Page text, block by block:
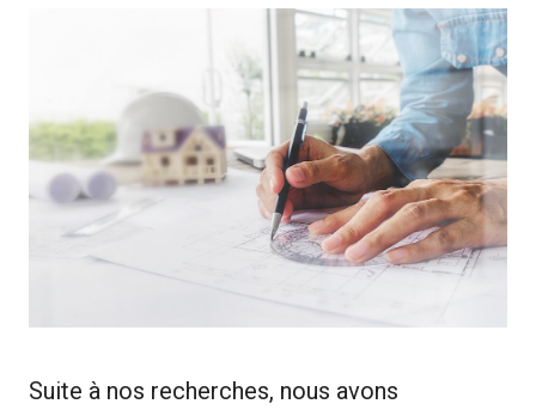
Suite à nos recherches, nous avons